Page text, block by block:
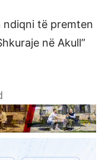
ndiqni të premten
në Akull”